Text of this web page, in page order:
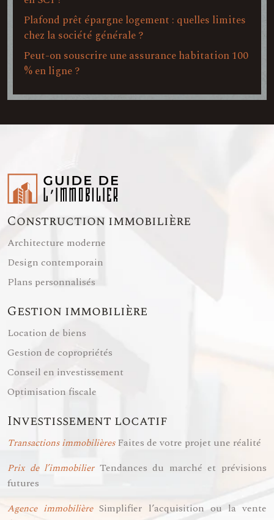
Plafond prêt épargne logement : quelles limites
chez la société générale ?
Peut-on souscrire une assurance habitation 100
% en ligne ?
Construction immobilière
Architecture moderne
Design contemporain
Plans personnalisés
Gestion immobilière
Location de biens
Gestion de copropriétés
Conseil en investissement
Optimisation fiscale
Investissement locatif
Transactions immobilièresFaites de votre projet une réalité
Prix de l’immobilierTendances du marché et prévisions
futures
Agence immobilièreSimplifier l’acquisition ou la vente